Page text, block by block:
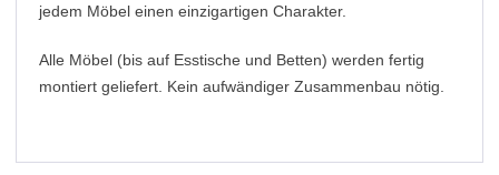
jedem Möbel einen einzigartigen Charakter.
Alle Möbel (bis auf Esstische und Betten) werden fertig
montiert geliefert. Kein aufwändiger Zusammenbau nötig.